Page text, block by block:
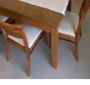
5 分），共 35 条评价